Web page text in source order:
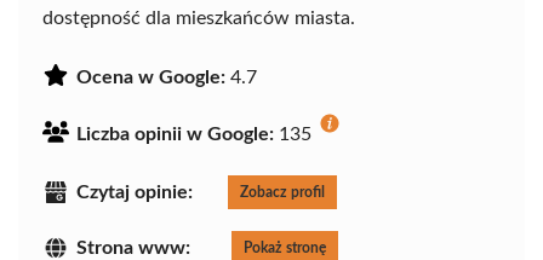
dostępność dla mieszkańców miasta.
Ocena w Google: 4.7
Liczba opinii w Google: 135
Czytaj opinie: Zobacz profil
Strona www: Pokaż stronę